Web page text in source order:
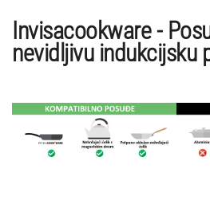
Invisacookware -
nevidljivu indukcijsku